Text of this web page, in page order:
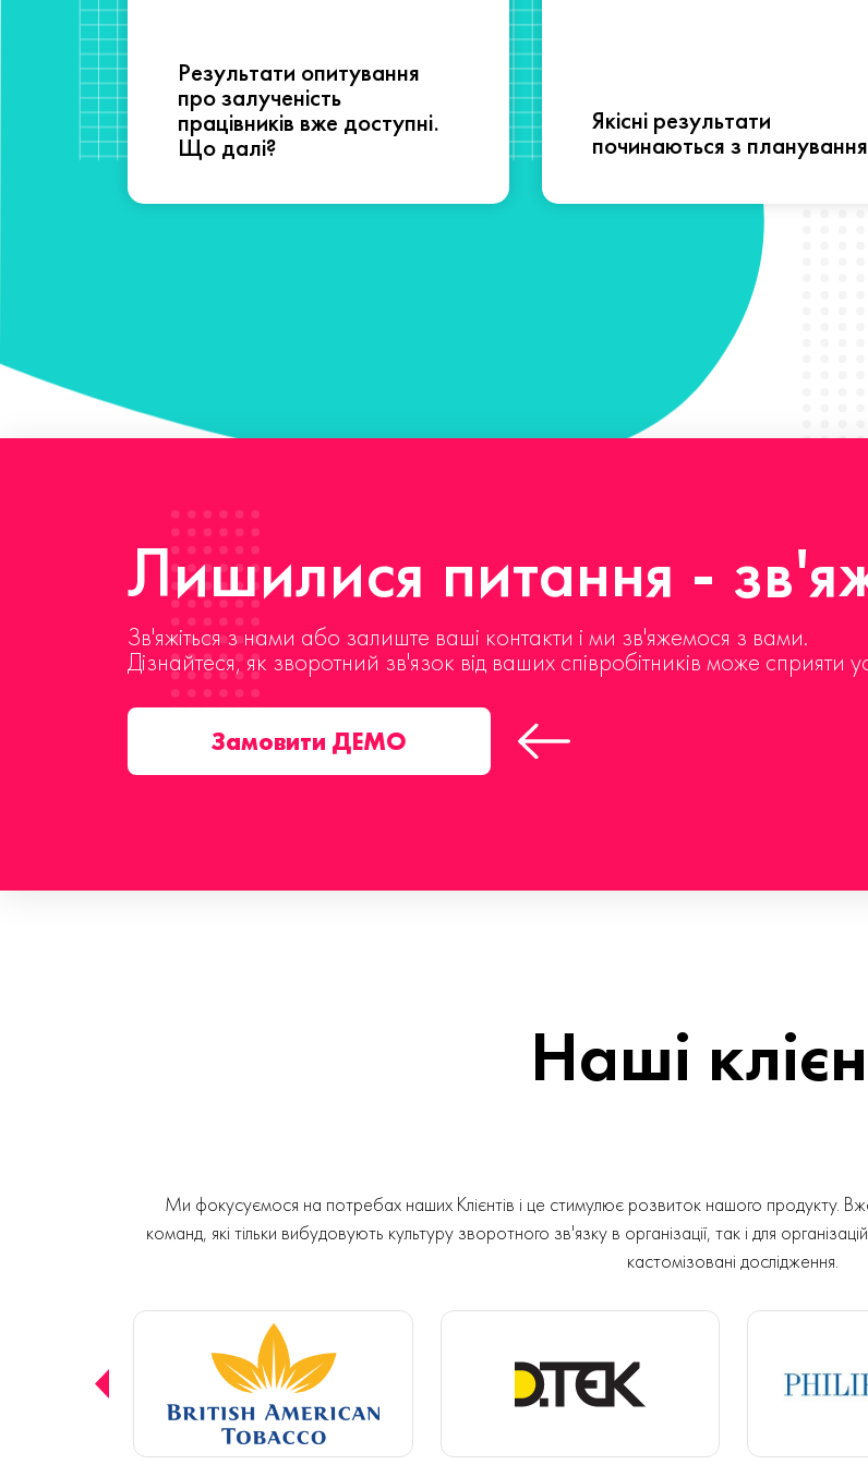
Результати опитування
про залученість
працівників вже доступні.
Що далі?
Якісні результати
починаються з планування
Лишилися питання -
Зв'яжіться з нами або залиште ваші контакти і ми зв'яжемося з вами.
Дізнайтеся, як зворотний зв'язок від ваших співробітників може сприяти
Замовити ДЕМО
Наші
Ми фокусуємося на потребах наших Клієнтів і це стимулює розвиток нашого продукту.
команд, які тільки вибудовують культуру зворотного зв'язку в організації, так і для
кастомізовані дослідження.